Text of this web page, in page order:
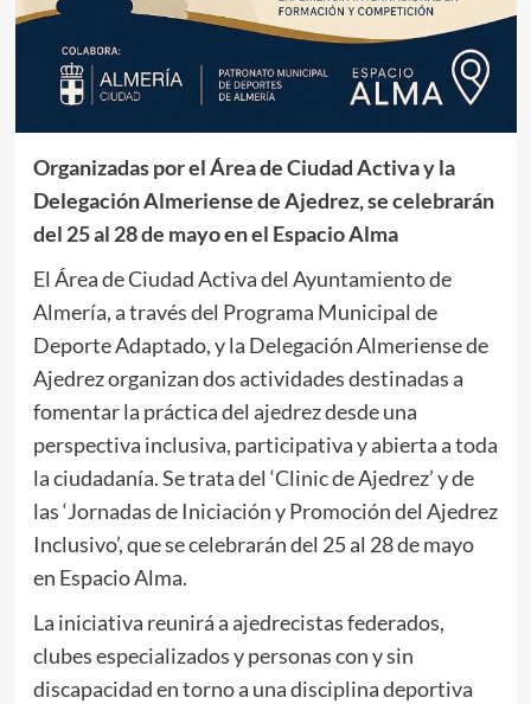
Organizadas por el Área de Ciudad Activa y la
Delegación Almeriense de Ajedrez, se celebrarán
del 25 al 28 de mayo en el Espacio Alma
El Área de Ciudad Activa del Ayuntamiento de
Almería, a través del Programa Municipal de
Deporte Adaptado, y la Delegación Almeriense de
Ajedrez organizan dos actividades destinadas a
fomentar la práctica del ajedrez desde una
perspectiva inclusiva, participativa y abierta a toda
la ciudadanía. Se trata del ‘Clinic de Ajedrez’ y de
las ‘Jornadas de Iniciación y Promoción del Ajedrez
Inclusivo’, que se celebrarán del 25 al 28 de mayo
en Espacio Alma.
La iniciativa reunirá a ajedrecistas federados,
clubes especializados y personas con y sin
discapacidad en torno a una disciplina deportiva